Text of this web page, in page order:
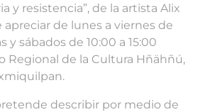
y resistencia”, de la artista Alix
apreciar de lunes a viernes de
y sábados de 10:00 a 15:00
Regional de la Cultura Hñähñú,
describir por medio de